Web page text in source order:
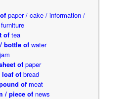
paper / cake / information /
of tea
bottle of water
jam
of paper
loaf of bread
of meat
/ piece of news